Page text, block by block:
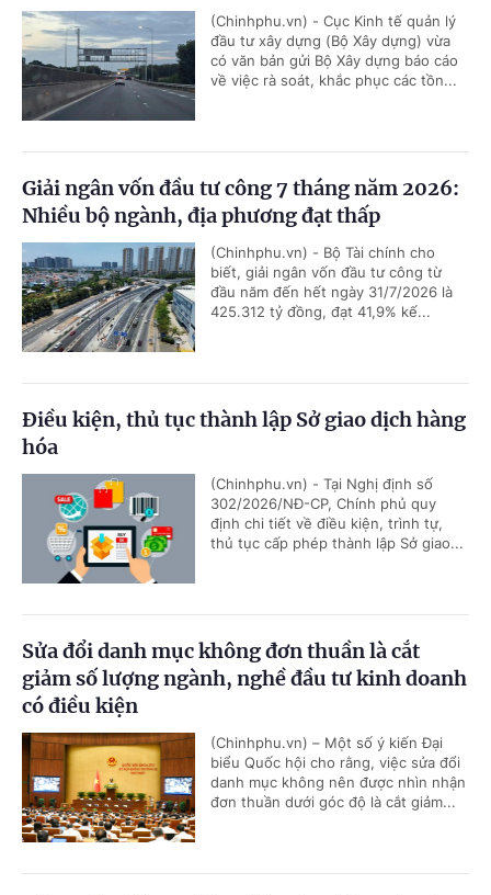
(Chinhphu.vn) - Cục Kinh tế quản lý
đầu tư xây dựng (Bộ Xây dựng) vừa
có văn bản gửi Bộ Xây dựng báo cáo
về việc rà soát, khắc phục các tồn...
Giải ngân vốn đầu tư công 7 tháng năm 2026:
Nhiều bộ ngành, địa phương đạt thấp
(Chinhphu.vn) - Bộ Tài chính cho
biết, giải ngân vốn đầu tư công từ
đầu năm đến hết ngày 31/7/2026 là
425.312 tỷ đồng, đạt 41,9% kế...
Điều kiện, thủ tục thành lập Sở giao dịch hàng
hóa
(Chinhphu.vn) - Tại Nghị định số
302/2026/NĐ-CP, Chính phủ quy
định chi tiết về điều kiện, trình tự,
thủ tục cấp phép thành lập Sở giao...
Sửa đổi danh mục không đơn thuần là cắt
giảm số lượng ngành, nghề đầu tư kinh doanh
có điều kiện
(Chinhphu.vn) – Một số ý kiến Đại
biểu Quốc hội cho rằng, việc sửa đổi
danh mục không nên được nhìn nhận
đơn thuần dưới góc độ là cắt giảm...